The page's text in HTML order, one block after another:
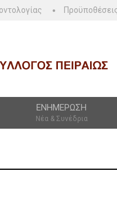
ΕΝΗΜΈΡΩΣΗ
Νέα & Συνέδρια